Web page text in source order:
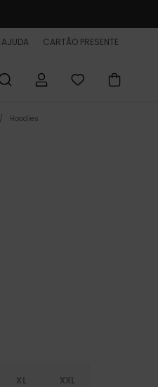
AJUDA CARTÃO PRESENTE
Hoodies
XL XXL